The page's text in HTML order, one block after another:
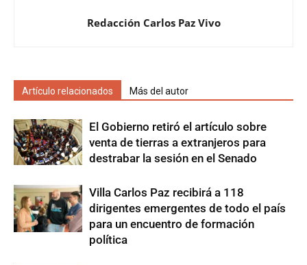
Redacción Carlos Paz Vivo
Artículo relacionados Más del autor
El Gobierno retiró el artículo sobre
venta de tierras a extranjeros para
destrabar la sesión en el Senado
Villa Carlos Paz recibirá a 118
dirigentes emergentes de todo el país
para un encuentro de formación
política